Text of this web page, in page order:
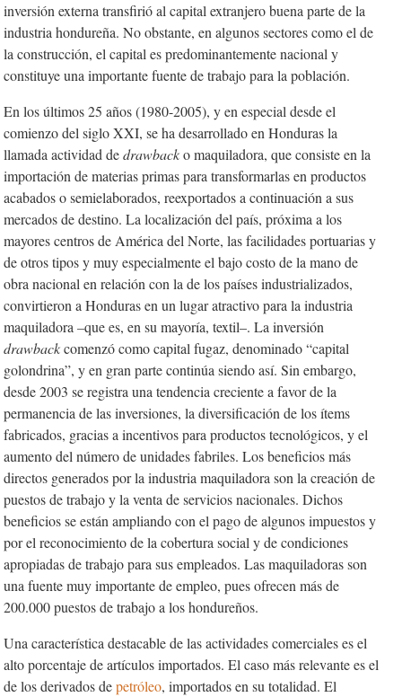
inversión externa transfirió al capital extranjero buena parte de la
industria hondureña. No obstante, en algunos sectores como el de
la construcción, el capital es predominantemente nacional y
constituye una importante fuente de trabajo para la población.
En los últimos 25 años (1980-2005), y en especial desde el
comienzo del siglo XXI, se ha desarrollado en Honduras la
llamada actividad dedrawbacko maquiladora, que consiste en la
importación de materias primas para transformarlas en productos
acabados o semielaborados, reexportados a continuación a sus
mercados de destino. La localización del país, próxima a los
mayores centros de América del Norte, las facilidades portuarias y
de otros tipos y muy especialmente el bajo costo de la mano de
obra nacional en relación con la de los países industrializados,
convirtieron a Honduras en un lugar atractivo para la industria
maquiladora –que es, en su mayoría, textil–. La inversión
drawbackcomenzó como capital fugaz, denominado “capital
golondrina”, y en gran parte continúa siendo así. Sin embargo,
desde 2003 se registra una tendencia creciente a favor de la
permanencia de las inversiones, la diversificación de los ítems
fabricados, gracias a incentivos para productos tecnológicos, y el
aumento del número de unidades fabriles. Los beneficios más
directos generados por la industria maquiladora son la creación de
puestos de trabajo y la venta de servicios nacionales. Dichos
beneficios se están ampliando con el pago de algunos impuestos y
por el reconocimiento de la cobertura social y de condiciones
apropiadas de trabajo para sus empleados. Las maquiladoras son
una fuente muy importante de empleo, pues ofrecen más de
200.000 puestos de trabajo a los hondureños.
Una característica destacable de las actividades comerciales es el
alto porcentaje de artículos importados. El caso más relevante es el
de los derivados depetróleo, importados en su totalidad. El